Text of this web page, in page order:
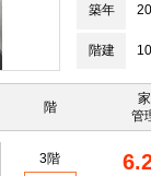
築年
階建
階
管
3階